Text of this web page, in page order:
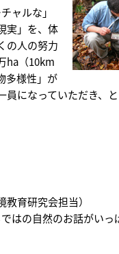
ャルな」
実」を、体
の人の努力
ha（10km
多様性」が
になっていただき、
育研究会担当）
はの自然のお話がいっ